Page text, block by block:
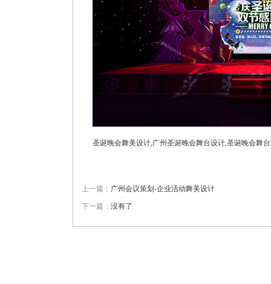
圣诞晚会舞美设计,广州圣诞晚会舞台设计,圣诞晚会舞
上一篇： 广州会议策划-企业活动舞美设计
下一篇： 没有了